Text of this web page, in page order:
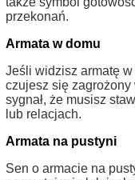
przekonań.
Armata w domu
Jeśli widzisz armatę
czujesz się
sygnał, że musisz
lub relacjach.
Armata na pustyni
Sen o armacie na